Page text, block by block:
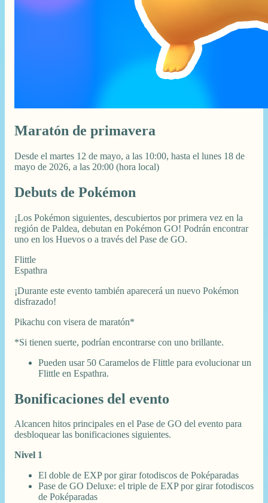
Maratón de primavera
Desde el martes 12 de mayo, a las 10:00, hasta el lunes 18 de
mayo de 2026, a las 20:00 (hora local)
Debuts de Pokémon
¡Los Pokémon siguientes, descubiertos por primera vez en la
región de Paldea, debutan en Pokémon GO! Podrán encontrar
uno en los Huevos o a través del Pase de GO.
Flittle
Espathra
¡Durante este evento también aparecerá un nuevo Pokémon
disfrazado!
Pikachu con visera de maratón*
*Si tienen suerte, podrían encontrarse con uno brillante.
Pueden usar 50 Caramelos de Flittle para evolucionar un
Flittle en Espathra.
Bonificaciones del evento
Alcancen hitos principales en el Pase de GO del evento para
desbloquear las bonificaciones siguientes.
Nivel 1
El doble de EXP por girar fotodiscos de Poképaradas
Pase de GO Deluxe: el triple de EXP por girar fotodiscos
de Poképaradas